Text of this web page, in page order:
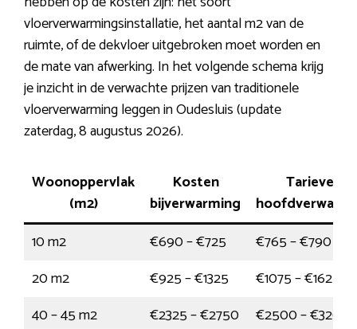
vloerverwarmingsinstallatie, het aantal m2 van de
ruimte, of de dekvloer uitgebroken moet worden en
de mate van afwerking. In het volgende schema krijg
je inzicht in de verwachte prijzen van traditionele
vloerverwarming leggen in Oudesluis (update
zaterdag, 8 augustus 2026).
Woonoppervlak
(m2)
Kosten
bijverwarming
Tarieven
10 m2
€690 – €725
€765 – €790
20 m2
€925 – €1325
€1075 – €1625
40 – 45 m2
€2325 – €2750
€2500 – €3200